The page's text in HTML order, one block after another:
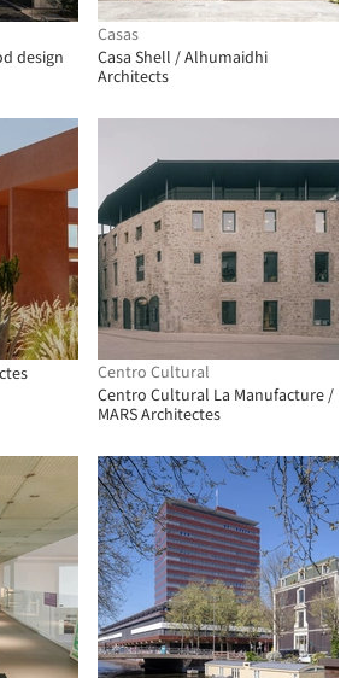
design
Casas
Casa Shell / Alhumaidhi
Architects
Centro Cultural
Centro Cultural La Manufacture /
MARS Architectes